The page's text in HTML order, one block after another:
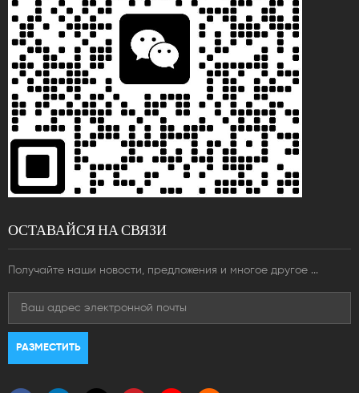
ОСТАВАЙСЯ НА СВЯЗИ
Получайте наши новости, предложения и многое другое ...